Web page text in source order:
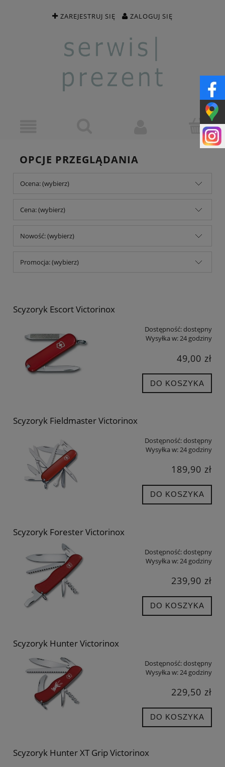
ZAREJESTRUJ SIĘ ZALOGUJ SIĘ
OPCJE PRZEGLĄDANIA
Ocena: (wybierz)
Cena: (wybierz)
Nowość: (wybierz)
Promocja: (wybierz)
Scyzoryk Escort Victorinox
Dostępność:dostępny
Wysyłka w:24 godziny
49,00 zł
DO KOSZYKA
Scyzoryk Fieldmaster Victorinox
Dostępność:dostępny
Wysyłka w:24 godziny
189,90 zł
DO KOSZYKA
Scyzoryk Forester Victorinox
Dostępność:dostępny
Wysyłka w:24 godziny
239,90 zł
DO KOSZYKA
Scyzoryk Hunter Victorinox
Dostępność:dostępny
Wysyłka w:24 godziny
229,50 zł
DO KOSZYKA
Scyzoryk Hunter XT Grip Victorinox